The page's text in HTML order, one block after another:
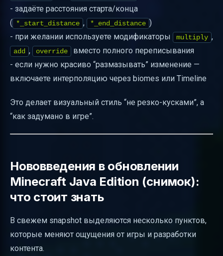
- задаёте расстояния старта/конца
( *_start_distance , *_end_distance )
- при желании используете модификаторы
multiply ,
add , override
вместо полного переписывания
- если нужно красиво “размазывать” изменение —
включаете интерполяцию через biomes или Timeline
Это делает визуальный стиль “не резко-кусками”, а
“как задумано в игре”.
Нововведения в обновлении
Minecraft Java Edition (снимок):
что стоит знать
В свежем snapshot выделяются несколько пунктов,
которые меняют ощущения от игры и разработки
контента.